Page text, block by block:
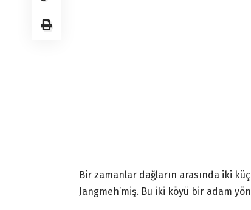
Bir zamanlar dağların arasında iki
Jangmeh’miş. Bu iki köyü bir adam